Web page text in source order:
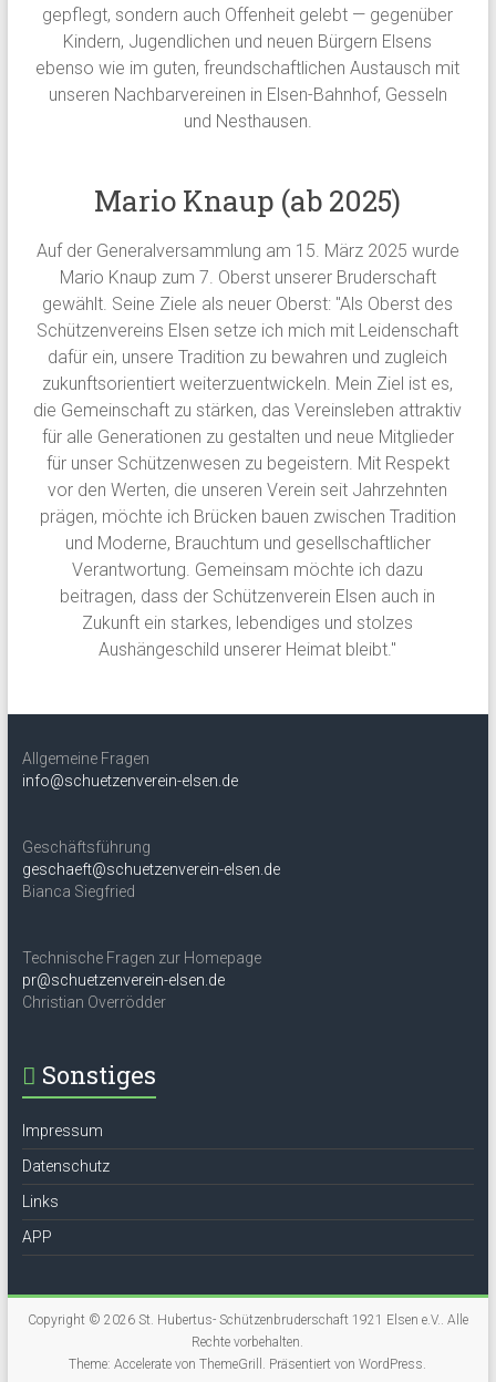
gepflegt, sondern auch Offenheit gelebt — gegenüber
Kindern, Jugendlichen und neuen Bürgern Elsens
ebenso wie im guten, freundschaftlichen Austausch mit
unseren Nachbarvereinen in Elsen-Bahnhof, Gesseln
und Nesthausen.
Mario Knaup (ab 2025)
Auf der Generalversammlung am 15. März 2025 wurde
Mario Knaup zum 7. Oberst unserer Bruderschaft
gewählt. Seine Ziele als neuer Oberst: "Als Oberst des
Schützenvereins Elsen setze ich mich mit Leidenschaft
dafür ein, unsere Tradition zu bewahren und zugleich
zukunftsorientiert weiterzuentwickeln. Mein Ziel ist es,
die Gemeinschaft zu stärken, das Vereinsleben attraktiv
für alle Generationen zu gestalten und neue Mitglieder
für unser Schützenwesen zu begeistern. Mit Respekt
vor den Werten, die unseren Verein seit Jahrzehnten
prägen, möchte ich Brücken bauen zwischen Tradition
und Moderne, Brauchtum und gesellschaftlicher
Verantwortung. Gemeinsam möchte ich dazu
beitragen, dass der Schützenverein Elsen auch in
Zukunft ein starkes, lebendiges und stolzes
Aushängeschild unserer Heimat bleibt."
Allgemeine Fragen
info@schuetzenverein-elsen.de
Geschäftsführung
geschaeft@schuetzenverein-elsen.de
Bianca Siegfried
Technische Fragen zur Homepage
pr@schuetzenverein-elsen.de
Christian Overrödder
Sonstiges
Impressum
Datenschutz
Links
APP
Copyright © 2026 St. Hubertus- Schützenbruderschaft 1921 Elsen e.V.. Alle
Rechte vorbehalten.
Theme:Accelerate von ThemeGrill. Präsentiert vonWordPress.